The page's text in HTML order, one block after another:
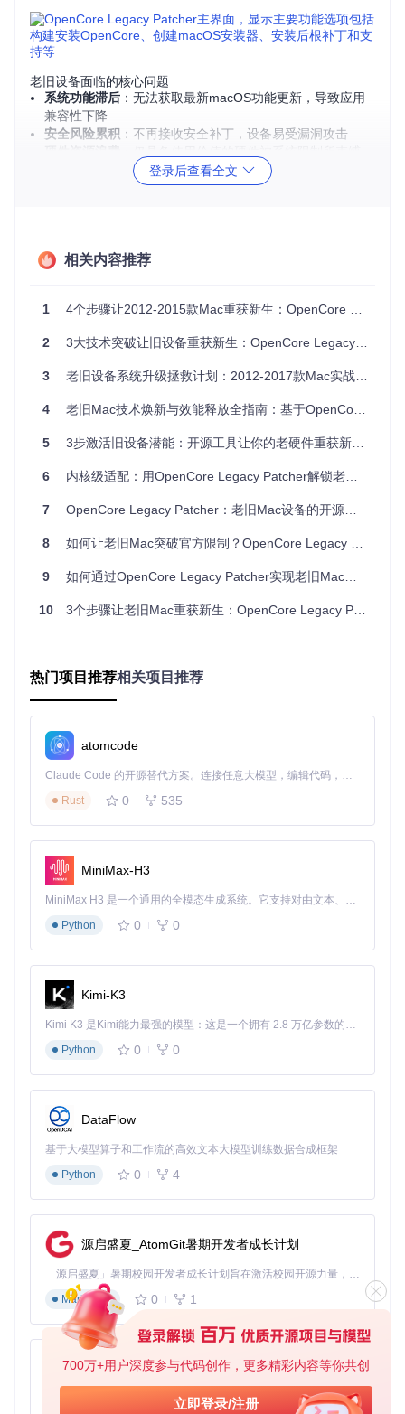
700万+用户深度参与代码创作，更多精彩内容等你共创
立即登录/注册
老旧设备面临的核心问题
系统功能滞后 ：无法获取最新macOS功能更新，导致应用
兼容性下降
安全风险累积 ：不再接收安全补丁，设备易受漏洞攻击
：新系统通常包含性能优化，使日常操作更流畅
数据参考
：根据社区反馈，使用OCLP升级的2015年款Ma
cBook Pro在运行macOS Sonoma时，启动速度提升约2
OpenCore Legacy Patcher技术原理解析
OpenCore Legacy Patcher的核心原理是在系统引导阶段对硬
件信息进行转换和适配。它通过模拟受支持硬件的特性，使新
的macOS系统能够识别并正常工作在原本不被支持的老旧设
硬件信息转换：将老旧硬件的标识信息转换为新系统可识
驱动注入机制 ：为不被原生支持的硬件提供专门的驱动程
序，确保关键组件正常工作
系统补丁应用：对macOS内核和关键系统组件进行必要修
改，消除硬件限制
工作流程解析
OCLP的工作流程可分为三个关键阶段：
引导文件生成：根据检测结果，生成定制化的OpenCore
引导文件和配置
系统适配阶段：在引导过程中应用硬件补丁，注入必要驱
动，使系统正常加载
与传统升级方式的对比
升级方
兼容
操作复
系统完
硬件支持范围
高 低 完整 仅限支持机型
OCLP升
级
中
第三方
低 高 较差 有限机型
设备适配决策树
在开始升级前，您需要确定您的设备是否适合使用OCLP进行
确定设备型号：通过"关于本机"获取型号标识符（如MacB
ookPro11,5）
检查硬件配置
选择目标系统版本
本
2011-2013年机型 （如MacBookAir5,2、iMac13,2）：推荐
2014-2017年机型（如MacBookPro12,1、iMac17,1）：推
荐macOS Sonoma (14.x)
注意事项
及以上版本，可能导致性能问题。
准备-执行-验证三阶实施流程
准备阶段
硬件准备：
16GB以上USB闪存盘（将被格式化）
登录后查看全文
相关内容推荐
1 4个步骤让2012-2015款Mac重获新生：OpenCore Legacy Patcher完全指南
2 3大技术突破让旧设备重获新生：OpenCore Legacy Patcher实战指南
3 老旧设备系统升级拯救计划：2012-2017款Mac实战指南
4 老旧Mac技术焕新与效能释放全指南：基于OpenCore Legacy Patcher的系统升级方案
5 3步激活旧设备潜能：开源工具让你的老硬件重获新生——基于OpenCore Legacy Patcher的系统升级技术指南
6 内核级适配：用OpenCore Legacy Patcher解锁老旧Mac硬件潜能的完整方案
7 OpenCore Legacy Patcher：老旧Mac设备的开源硬件适配与效能优化指南
8 如何让老旧Mac突破官方限制？OpenCore Legacy Patcher焕新指南
9 如何通过OpenCore Legacy Patcher实现老旧Mac的技术焕新与硬件解放：面向普通用户的开源解决方案
10 3个步骤让老旧Mac重获新生：OpenCore Legacy Patcher全攻略
热门项目推荐相关项目推荐
atomcode
Claude Code 的开源替代方案。连接任意大模型，编辑代码，运行命令，自动验证 — 全自动执行。用 Rust 构建，极致性能。 ｜ An open-source alternative to Claude Code. Connect any LLM, edit code, run commands, and verify changes — autonomously. Built in Rust for speed. Get Started
Rust
0 535
MiniMax-H3
MiniMax H3 是一个通用的全模态生成系统。它支持对由文本、图像、视频和音频组成的多模态上下文进行统一理解，并能生成分辨率高达 2K、时长可达 15 秒的带原生立体声音频的视频。得益于面向任务泛化的系统设计，H3 在预训练阶段就已具备广泛的多模态上下文理解与生成能力，能够出色地执行复杂的多模态指令。
Python
0 0
Kimi-K3
Kimi K3 是Kimi能力最强的模型：这是一个拥有 2.8 万亿参数的混合专家（MoE）模型，具备原生视觉理解能力，并支持 100 万 token 的上下文窗口。
Python
0 0
DataFlow
基于大模型算子和工作流的高效文本大模型训练数据合成框架
Python
0 4
源启盛夏_AtomGit暑期开发者成长计划
「源启盛夏」暑期校园开发者成长计划旨在激活校园开源力量，通过积分激励、认证扶持、资源倾斜等形式，引导高校组织和开发者完成「入驻 — 建项目 — 做贡献 — 获认证 — 得资源」的完整闭环。无论你是想带领社团入驻平台的组织者，还是希望用代码贡献证明自己的开发者，都能在这里找到属于你的成长路径。
Markdown
0 1
py-xiaozhi
基于Python的Xiaozhi AI，适用于想要完整Xiaozhi体验而无需拥有专用硬件的用户。